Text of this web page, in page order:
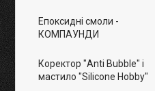
Епоксидні смоли -
КОМПАУНДИ
Коректор "Anti Bubble" і
мастило "Silicone Hobby"